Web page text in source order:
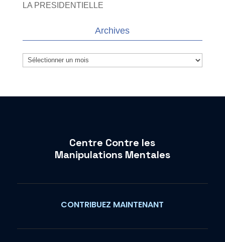
LA PRESIDENTIELLE
Archives
Archives
Centre Contre les
Manipulations Mentales
CONTRIBUEZ MAINTENANT